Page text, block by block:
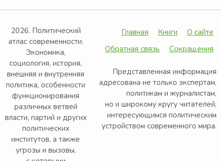
2026. Политический
атлас современности.
Экономика,
социология, история,
внешняя и внутренняя
политика, особенности
функционирования
различных ветвей
власти, партий и других
политических
институтов, а также
угрозы и вызовы,
Главная Книги
О сайте
Обратная связь
Сокращения
Представленная информация
адресована не только экспертам,
политикам и журналистам,
но и широкому кругу читателей,
интересующимся политическим
устройством современного мира.